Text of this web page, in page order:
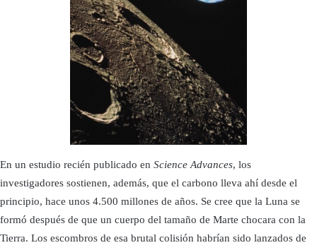
En un estudio recién publicado en Science Advances, los
investigadores sostienen, además, que el carbono lleva ahí desde el
principio, hace unos 4.500 millones de años. Se cree que la Luna se
formó después de que un cuerpo del tamaño de Marte chocara con la
Tierra. Los escombros de esa brutal colisión habrían sido lanzados de